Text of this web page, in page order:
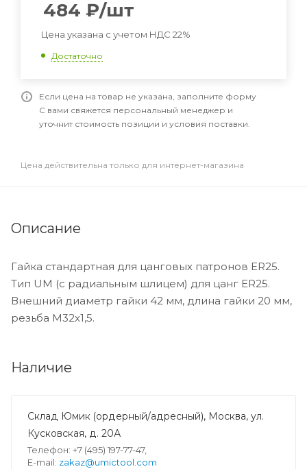
484 ₽/шт
Цена указана с учетом НДС 22%
Достаточно
Если цена на товар не указана, заполните форму
С вами свяжется персональный менеджер и
уточнит стоимость позиции и условия поставки.
Цена действительна только для интернет-магазина
Описание
Гайка стандартная для цанговых патронов ER25.
Тип UM (с радиальным шлицем) для цанг ER25.
Внешний диаметр гайки 42 мм, длина гайки 20 мм,
резьба M32x1,5.
Наличие
Склад Юмик (ордерный/адресный), Москва, ул.
Кусковская, д. 20А
Телефон: +7 (495) 197-77-47,
E-mail: zakaz@umictool.com